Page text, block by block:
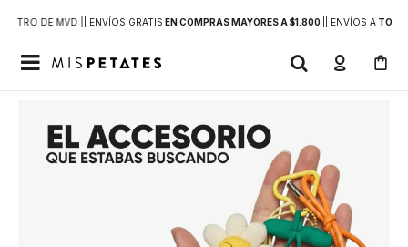
DE MVD | | ENVÍOS GRATIS EN COMPRAS MAYORES A $1.800 | ENVÍOS ATODO
